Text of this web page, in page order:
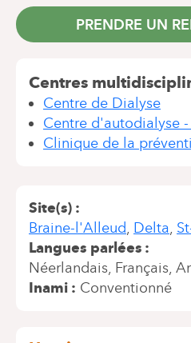
PRENDRE UN
Centres
Centre de Dialyse
Centre d'autodialyse
Clinique de la
Site(s)
Braine-l'Alleud Delta
Langues parlées
Néerlandais Français
Inami
Conventionné